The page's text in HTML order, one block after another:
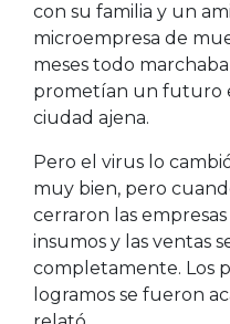
con su familia y un
microempresa de
meses todo
prometían un futuro
ciudad ajena.
Pero el virus lo
muy bien, pero
cerraron las
insumos y las ventas
completamente. Los
logramos se fueron